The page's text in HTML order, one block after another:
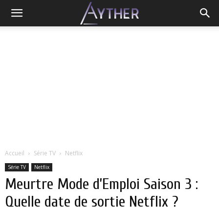
Accueil Série TV Netflix
Série TV Netflix
Meurtre Mode d’Emploi Saison 3 :
Quelle date de sortie Netflix ?